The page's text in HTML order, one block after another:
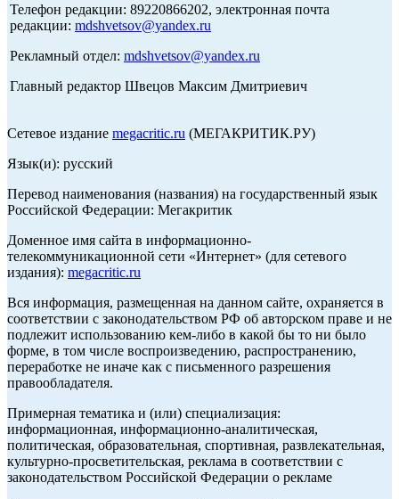
Телефон редакции: 89220866202, электронная почта
редакции: mdshvetsov@yandex.ru
Рекламный отдел: mdshvetsov@yandex.ru
Главный редактор Швецов Максим Дмитриевич
Сетевое издание megacritic.ru (МЕГАКРИТИК.РУ)
Язык(и): русский
Перевод наименования (названия) на государственный язык
Российской Федерации: Мегакритик
Доменное имя сайта в информационно-
телекоммуникационной сети «Интернет» (для сетевого
издания): megacritic.ru
Вся информация, размещенная на данном сайте, охраняется в
соответствии с законодательством РФ об авторском праве и не
подлежит использованию кем-либо в какой бы то ни было
форме, в том числе воспроизведению, распространению,
переработке не иначе как с письменного разрешения
правообладателя.
Примерная тематика и (или) специализация:
информационная, информационно-аналитическая,
политическая, образовательная, спортивная, развлекательная,
культурно-просветительская, реклама в соответствии с
законодательством Российской Федерации о рекламе